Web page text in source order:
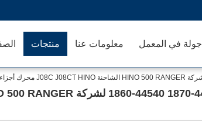
منتجات معلومات عنا جولة في المعمل